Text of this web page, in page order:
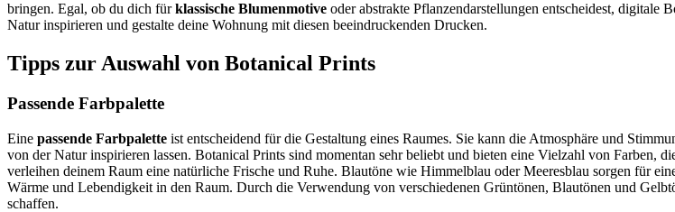
bringen. Egal, ob du dich fürklassische Blumenmotive oder abstrakte Pflanzendarstellungen entscheidest, digitale
Natur inspirieren und gestalte deine Wohnung mit diesen beeindruckenden Drucken.
Tipps zur Auswahl von Botanical Prints
Passende Farbpalette
Eine passende Farbpalette ist entscheidend für die Gestaltung eines Raumes. Sie kann die Atmosphäre und
von der Natur inspirieren lassen. Botanical Prints sind momentan sehr beliebt und bieten eine Vielzahl von
verleihen deinem Raum eine natürliche Frische und Ruhe. Blautöne wie Himmelblau oder Meeresblau sorgen für
Wärme und Lebendigkeit in den Raum. Durch die Verwendung von verschiedenen Grüntönen, Blautönen und
schaffen.